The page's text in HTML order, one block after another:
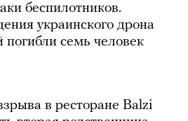
беспилотников.
украинского дрона
семь человек
в ресторане Balzi